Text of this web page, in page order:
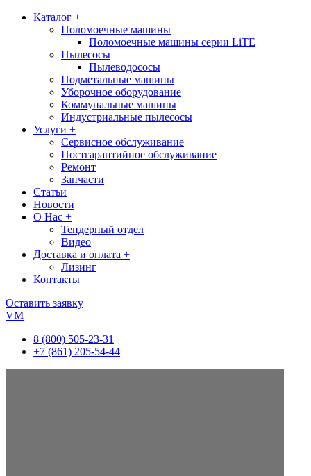
Каталог +
Поломоечные машины
Поломоечные машины серии LiTE
Пылесосы
Пылеводососы
Подметальные машины
Уборочное оборудование
Коммунальные машины
Индустриальные пылесосы
Услуги +
Сервисное обслуживание
Постгарантийное обслуживание
Ремонт
Запчасти
Статьи
Новости
О Нас +
Тендерный отдел
Видео
Доставка и оплата +
Лизинг
Контакты
Оставить заявку
VM
8 (800) 505-23-31
+7 (861) 205-54-44